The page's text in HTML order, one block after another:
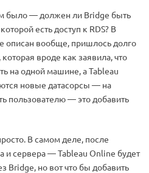
было — должен ли Bridge быть
есть доступ к RDS? В
описан вообще, пришлось долго
вроде как заявила, что
на одной машине, а Tableau
новые датасорсы — на
пользователю — это добавить
В самом деле, после
и сервера — Tableau Online будет
Bridge, но вот что бы добавить